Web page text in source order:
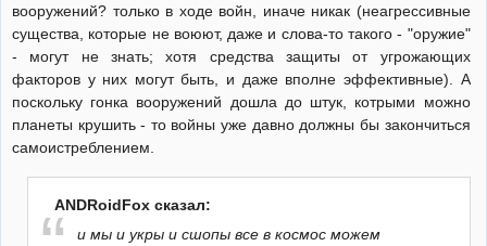
вооружений? только в ходе войн, иначе никак (неагрессивные
существа, которые не воюют, даже и слова-то такого - "оружие"
- могут не знать; хотя средства защиты от угрожающих
факторов у них могут быть, и даже вполне эффективные). А
поскольку гонка вооружений дошла до штук, котрыми можно
планеты крушить - то войны уже давно должны бы закончиться
самоистреблением.
ANDRoidFox сказал:
и мы и укры и сшопы все в космос можем